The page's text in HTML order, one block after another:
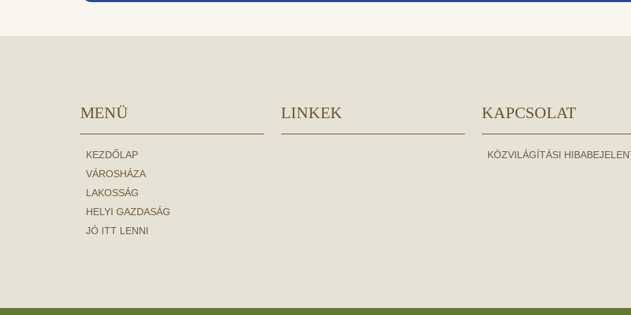
MENÜ
KEZDŐLAP
VÁROSHÁZA
LAKOSSÁG
HELYI GAZDASÁG
JÓ ITT LENNI
LINKEK KAPCSOLAT
KÖZVILÁGÍTÁSI